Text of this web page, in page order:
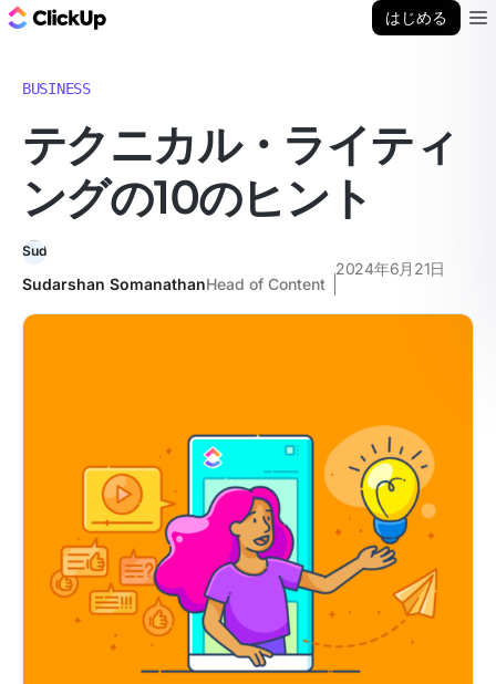
はじめる
BUSINESS
テクニカル・ライティ
ングの10のヒント
Sudarshan SomanathanHead of Content
2024年6月21日